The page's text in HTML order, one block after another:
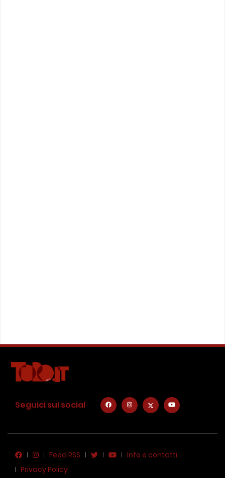
Seguici sui social
Feed RSS
Info e contatti
Privacy Policy